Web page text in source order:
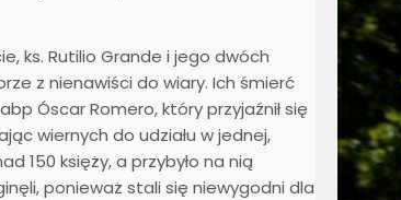
ks. Rutilio Grande i jego dwóch
z nienawiści do wiary. Ich śmierć
Óscar Romero, który przyjaźnił się
wiernych do udziału w jednej,
150 księży, a przybyło na nią
ponieważ stali się niewygodni dla